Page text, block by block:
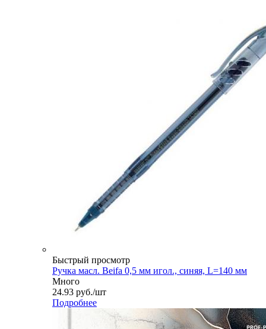
Быстрый просмотр
Ручка масл. Beifa 0,5 мм игол., синяя, L=140 мм
Много
24.93 руб./шт
Подробнее